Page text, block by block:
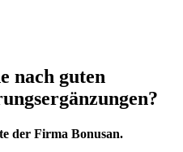
nach guten
der Firma Bonusan.